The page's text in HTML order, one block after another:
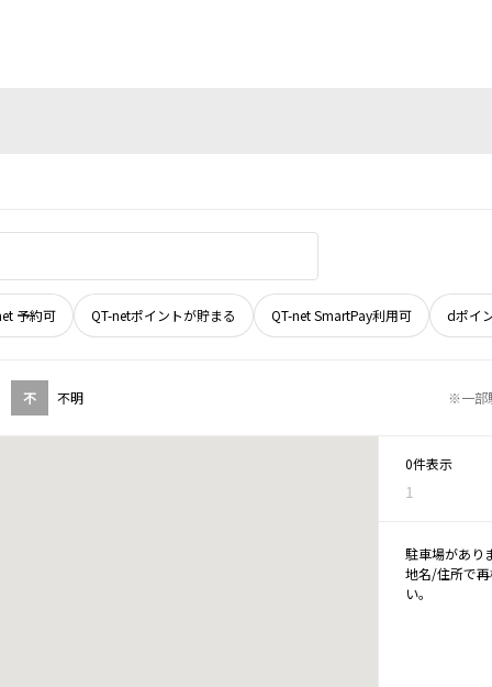
予約可 QT-netポイントが貯まる QT-net SmartPay利用可 dポイ
不 不明 ※一部
0件表示
1
駐車場があり
地名/住所で
い。